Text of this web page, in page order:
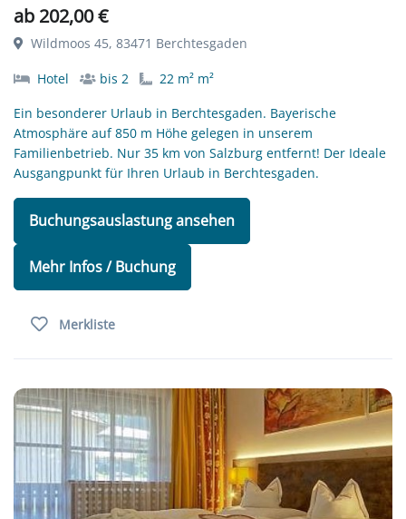
ab 202,00 €
Wildmoos 45, 83471 Berchtesgaden
Hotel bis 2
22 m² m²
Ein besonderer Urlaub in Berchtesgaden. Bayerische
Atmosphäre auf 850 m Höhe gelegen in unserem
Familienbetrieb. Nur 35 km von Salzburg entfernt! Der Ideale
Ausgangpunkt für Ihren Urlaub in Berchtesgaden.
Buchungsauslastung ansehen
Mehr Infos / Buchung
Merkliste